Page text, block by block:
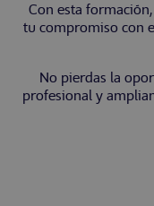
Con esta
tu compromiso con
No pierdas la
profesional y